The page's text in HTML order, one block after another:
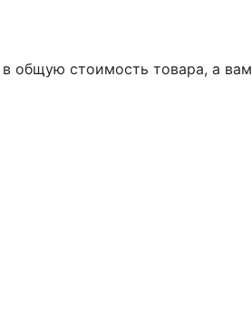
общую стоимость товара, а вам